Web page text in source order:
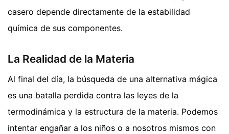
casero depende directamente de la estabilidad
química de sus componentes.
La Realidad de la Materia
Al final del día, la búsqueda de una alternativa mágica
es una batalla perdida contra las leyes de la
termodinámica y la estructura de la materia. Podemos
intentar engañar a los niños o a nosotros mismos con